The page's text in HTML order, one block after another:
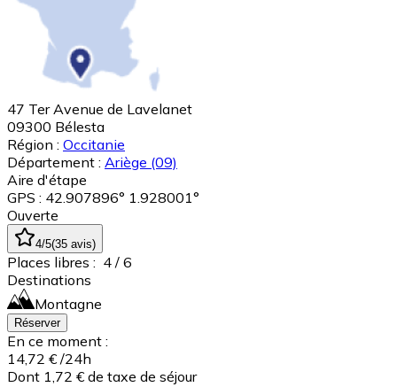
47 Ter Avenue de Lavelanet
09300 Bélesta
Région : Occitanie
Département : Ariège (09)
Aire d'étape
GPS : 42.907896° 1.928001°
Ouverte
4/5(35 avis)
Places libres : 4 / 6
Destinations
Montagne
Réserver
En ce moment :
14,72 € /24h
Dont 1,72 € de taxe de séjour